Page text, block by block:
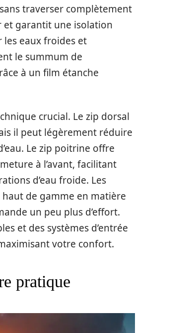
traverser complètement
et garantit une isolation
eaux froides et
le summum de
à un film étanche
crucial. Le zip dorsal
il peut légèrement réduire
Le zip poitrine offre
à l’avant, facilitant
d’eau froide. Les
de gamme en matière
un peu plus d’effort.
et des systèmes d’entrée
votre confort.
pratique